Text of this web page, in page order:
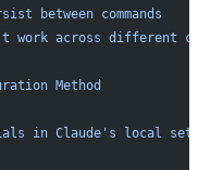
between commands
work across different
Method
in Claude's local